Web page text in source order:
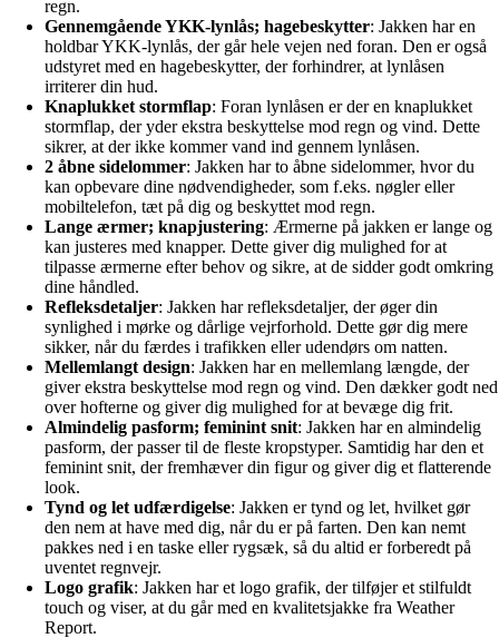
regn.
Gennemgående YKK-lynlås; hagebeskytter: Jakken har en
holdbar YKK-lynlås, der går hele vejen ned foran. Den er også
udstyret med en hagebeskytter, der forhindrer, at lynlåsen
irriterer din hud.
Knaplukket stormflap: Foran lynlåsen er der en knaplukket
stormflap, der yder ekstra beskyttelse mod regn og vind. Dette
sikrer, at der ikke kommer vand ind gennem lynlåsen.
2 åbne sidelommer: Jakken har to åbne sidelommer, hvor du
kan opbevare dine nødvendigheder, som f.eks. nøgler eller
mobiltelefon, tæt på dig og beskyttet mod regn.
Lange ærmer; knapjustering: Ærmerne på jakken er lange og
kan justeres med knapper. Dette giver dig mulighed for at
tilpasse ærmerne efter behov og sikre, at de sidder godt omkring
dine håndled.
Refleksdetaljer: Jakken har refleksdetaljer, der øger din
synlighed i mørke og dårlige vejrforhold. Dette gør dig mere
sikker, når du færdes i trafikken eller udendørs om natten.
Mellemlangt design: Jakken har en mellemlang længde, der
giver ekstra beskyttelse mod regn og vind. Den dækker godt ned
over hofterne og giver dig mulighed for at bevæge dig frit.
Almindelig pasform; feminint snit: Jakken har en almindelig
pasform, der passer til de fleste kropstyper. Samtidig har den et
feminint snit, der fremhæver din figur og giver dig et flatterende
look.
Tynd og let udfærdigelse: Jakken er tynd og let, hvilket gør
den nem at have med dig, når du er på farten. Den kan nemt
pakkes ned i en taske eller rygsæk, så du altid er forberedt på
uventet regnvejr.
Logo grafik: Jakken har et logo grafik, der tilføjer et stilfuldt
touch og viser, at du går med en kvalitetsjakke fra Weather
Report.